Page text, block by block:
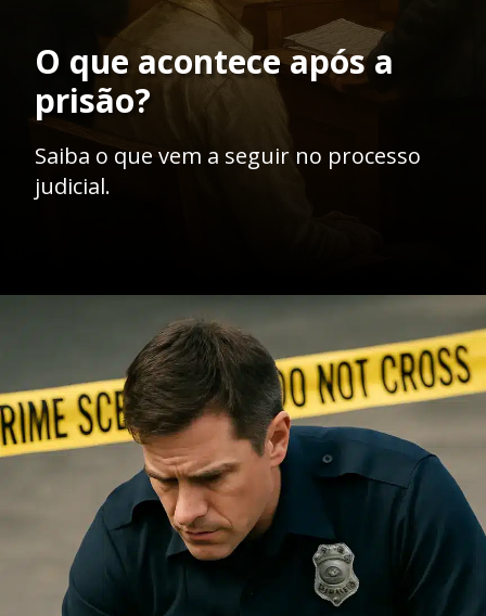
O que acontece após a
prisão?
Saiba o que vem a seguir no processo
judicial.
https://ademilsoncs.adv.br/os-aspectos-da-prisao-em-flagrante-e-do-inquerito-policial-no-ordenamento-juridico-brasileiro/